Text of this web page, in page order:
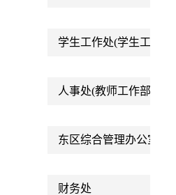
学生工作处(学生工作部)
人事处(教师工作部)
东区综合管理办公室
财务处